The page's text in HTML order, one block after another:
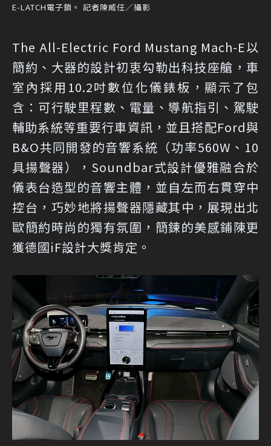
E-LATCH電子鎖。 記者陳威任／攝影
The All-Electric Ford Mustang Mach-E以
簡約、大器的設計初衷勾勒出科技座艙，車
室內採用10.2吋數位化儀錶板，顯示了包
含：可行駛里程數、電量、導航指引、駕駛
輔助系統等重要行車資訊，並且搭配Ford與
B&O共同開發的音響系統（功率560W、10
具揚聲器），Soundbar式設計優雅融合於
儀表台造型的音響主體，並自左而右貫穿中
控台，巧妙地將揚聲器隱藏其中，展現出北
歐簡約時尚的獨有氛圍，簡鍊的美感鋪陳更
獲德國iF設計大獎肯定。